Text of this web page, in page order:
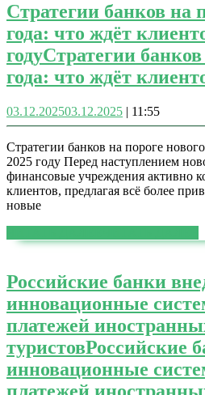
Стратегии банков на
года: что ждёт
годуСтратегии
года: что ждёт
03.12.202503.12.2025 | 11:55
Стратегии банков на пороге
2025 году Перед наступлением
финансовые учреждения активно
клиентов, предлагая всё более
новые
Российские банки
инновационные
платежей
туристовРоссийские
инновационные